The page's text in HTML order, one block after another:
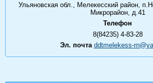
Ульяновская обл., Мелекесский район,
Микрорайон, д.41
Телефон
8(84235) 4-83-28
Эл. почта ddtmelekess-